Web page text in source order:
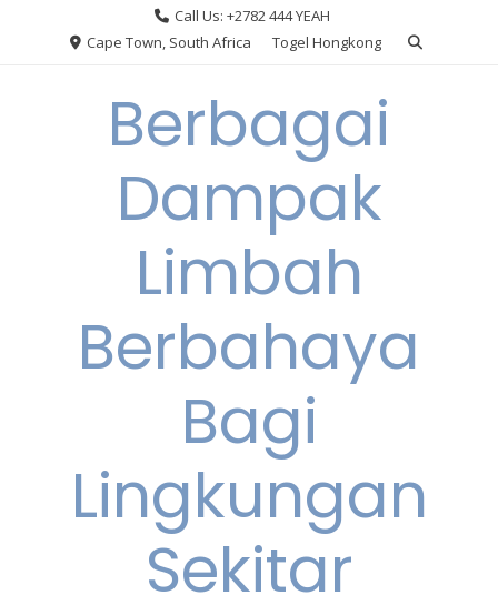
Call Us: +2782 444 YEAH
Cape Town, South Africa
Togel Hongkong
Berbagai
Dampak
Limbah
Berbahaya
Bagi
Lingkungan
Sekitar